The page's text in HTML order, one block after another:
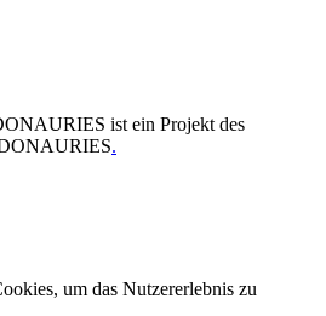
ist ein Projekt des
.
um das Nutzererlebnis zu